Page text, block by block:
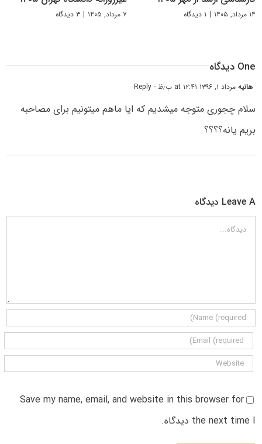
۱۴ مرداد, ۱۴۰۵ | ۱ دیدگاه ۷ مرداد, ۱۴۰۵ | ۳ دیدگاه
One دیدگاه
هانیهمرداد ۱, ۱۳۹۶ at ۱۲:۴۱ ب٫ظ - Reply
سلام چجوری متوجه میشدیم که ایا ماهم میتونیم برای مصاحبه
بریم یانه؟؟؟؟
Leave A دیدگاه
دیدگاه
Save my name, email, and website in this browser for
the next time I دیدگاه.